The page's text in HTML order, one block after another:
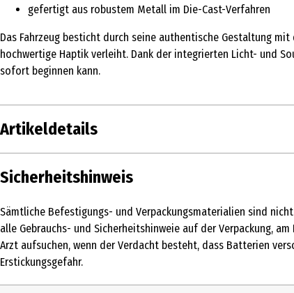
gefertigt aus robustem Metall im Die-Cast-Verfahren
Das Fahrzeug besticht durch seine authentische Gestaltung
hochwertige Haptik verleiht. Dank der integrierten Licht- und
sofort beginnen kann.
Artikeldetails
Inhalt
Altersempfehlung ab
Artikelnummer des Herstellers
Lizenz (spw)
Sicherheitshinweis
Sämtliche Befestigungs- und Verpackungsmaterialien sind
alle Gebrauchs- und Sicherheitshinweie auf der Verpackung,
Arzt aufsuchen, wenn der Verdacht besteht, dass Batterien
Erstickungsgefahr.